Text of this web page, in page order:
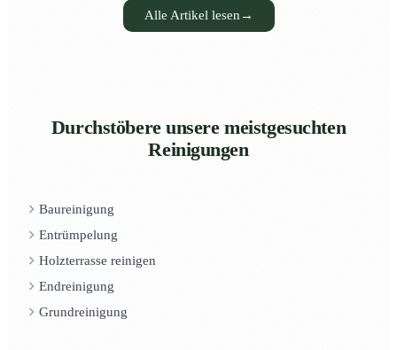
Alle Artikel lesen →
Durchstöbere unsere meistgesuchten
Reinigungen
Baureinigung
Entrümpelung
Holzterrasse reinigen
Endreinigung
Grundreinigung